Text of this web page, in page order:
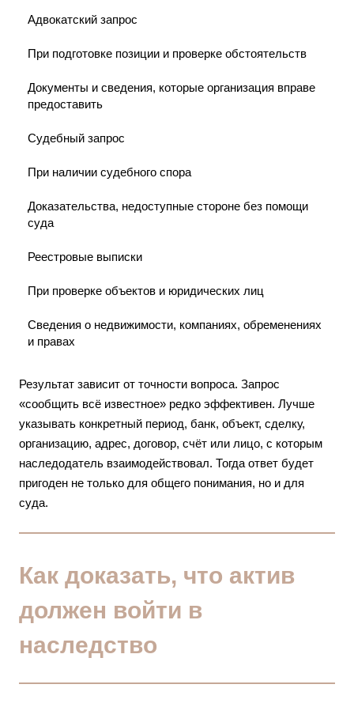
Адвокатский запрос
При подготовке позиции и проверке обстоятельств
Документы и сведения, которые организация вправе
предоставить
Судебный запрос
При наличии судебного спора
Доказательства, недоступные стороне без помощи
суда
Реестровые выписки
При проверке объектов и юридических лиц
Сведения о недвижимости, компаниях, обременениях
и правах
Результат зависит от точности вопроса. Запрос
«сообщить всё известное» редко эффективен. Лучше
указывать конкретный период, банк, объект, сделку,
организацию, адрес, договор, счёт или лицо, с которым
наследодатель взаимодействовал. Тогда ответ будет
пригоден не только для общего понимания, но и для
суда.
Как доказать, что актив
должен войти в
наследство